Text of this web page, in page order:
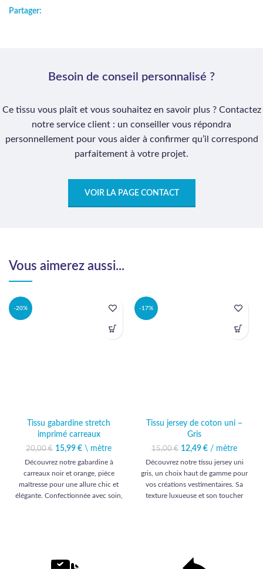
Partager:
Besoin de conseil personnalisé ?
Ce tissu vous plaît et vous souhaitez en savoir plus ? Contactez
notre service client : un conseiller vous répondra
personnellement pour vous aider à confirmer qu’il correspond
parfaitement à votre projet.
VOIR LA PAGE CONTACT
Vous aimerez aussi...
-20%
Tissu gabardine stretch
imprimé carreaux
20,00€
Le prix initial était :
20,00 €.
15,99 €
Le prix
actuel est :
15,99 €.
\ mètre
Découvrez notre gabardine à
carreaux noir et orange, pièce
maîtresse pour une allure chic et
élégante. Confectionnée avec soin,
-17%
Tissu jersey de coton uni –
Gris
15,00€
Le prix initial était :
15,00 €.
12,49 €
Le prix
actuel est :
/ mètre
Découvrez notre tissu jersey uni
gris, un choix haut de gamme pour
vos créations vestimentaires. Sa
texture luxueuse et son toucher